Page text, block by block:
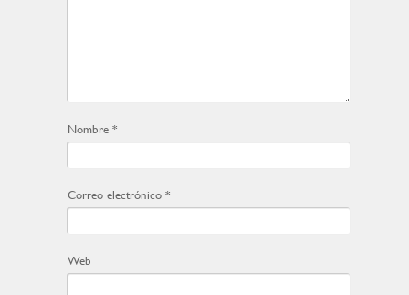
Nombre *
Correo electrónico *
Web